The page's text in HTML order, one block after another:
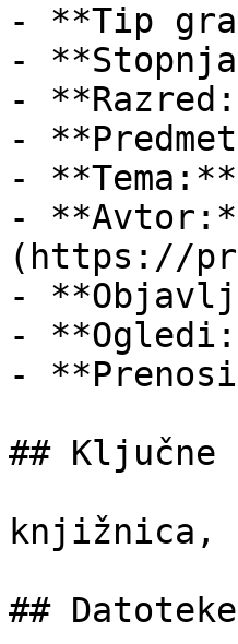
- **Tip
-
-
-
-
-
(https://
-
-
-
## Ključne
knjižnica,
##